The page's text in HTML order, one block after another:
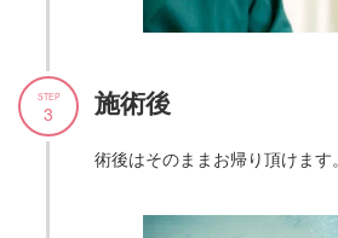
施術後
術後はそのままお帰り頂けます。
STEP
3